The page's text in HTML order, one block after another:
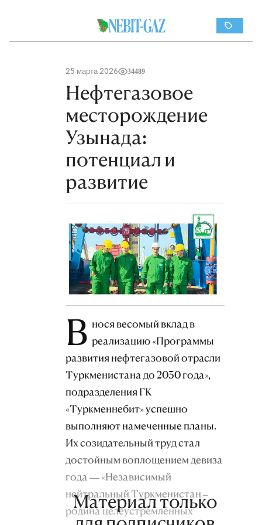
25 марта 2026 34489
Нефтегазовое
месторождение
Узынада:
потенциал и
развитие
В нося весомый вклад в
реализацию «Программы
развития нефтегазовой отрасли
Туркменистана до 2030 года»,
подразделения ГК
«Туркменнебит» успешно
выполняют намеченные планы.
Их созидательный труд стал
достойным воплощением девиза
года — «Независимый
нейтральный Туркменистан –
родина целеустремлённых
Материал только